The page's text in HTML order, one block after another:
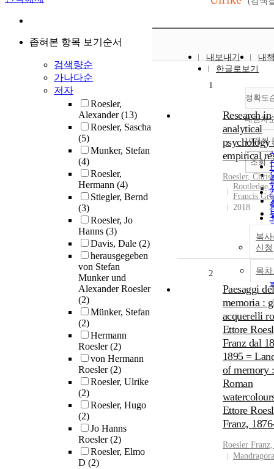
좁혀본 항목 보기순서
검색량순
가나다순
저자
Roesler,
Alexander(13)
Roesler, Sascha
(5)
Munker, Stefan
(4)
Roesler,
Hermann (4)
Stiegler, Bernd
(3)
Roesler, Jo
Hanns (3)
Davis, Dale (2)
herausgegeben
von Stefan
Munker und
Alexander Roesler
(2)
Münker, Stefan
(2)
Hermann
Roesler(2)
von Hermann
Roesler(2)
Roesler, Ulrike
(2)
Roesler, Hugo
(2)
Jo Hanns
Roesler(2)
Roesler, Elmo
D (2)
내보내기
내
한글로보기
정확도
내림차
10개씩
조회
1
Research in
analytical
psychology
empirical
Roesler,
Francis
2018
복
신청
목
2
Paesaggi
memoria :
acquerelli
Ettore
Franz dal
1895 =
of memory
Roman
Ettore
Franz,
Roesler
Mandragora